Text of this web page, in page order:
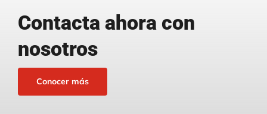
Contacta ahora con
nosotros
Conocer más